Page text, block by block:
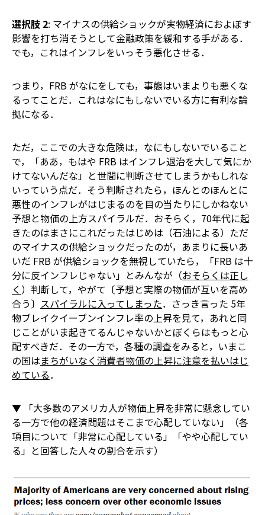
選択肢 2: マイナスの供給ショックが実物経済におよぼす
影響を打ち消そうとして金融政策を緩和する手がある．
でも，これはインフレをいっそう悪化させる．
つまり，FRB がなにをしても，事態はいまよりも悪くな
るってことだ．これはなにもしないでいる方に有利な論
拠になる．
ただ，ここでの大きな危険は，なにもしないでいること
で，「ああ，もはや FRB はインフレ退治を大して気にか
けてないんだな」と世間に判断させてしまうかもしれな
いっていう点だ．そう判断されたら，ほんとのほんとに
悪性のインフレがはじまるのを目の当たりにしかねない――
予想と物価の上方スパイラルだ．おそらく，70年代に起
きたのはまさにこれだった――はじめは（石油による）ただ
のマイナスの供給ショックだったのが，あまりに長いあ
いだ FRB が供給ショックを無視していたら，「FRB は十
分に反インフレじゃない」とみんなが（おそらくは正し
く ）判断して，やがて〔予想と実際の物価が互いを高め
合う〕 スパイラルに入ってしまった．さっき言った 5年
物ブレイクイーブンインフレ率の上昇を見て，あれと同
じことがいま起きてるんじゃないかとぼくらはもっと心
配すべきだ．その一方で，各種の調査をみると，いまこ
の国はまちがいなく消費者物価の上昇に注意を払いはじ
めている．
▼ 「大多数のアメリカ人が物価上昇を非常に懸念してい
る一方で他の経済問題はそこまで心配していない」（各
項目について「非常に心配している」「やや心配してい
る」と回答した人々の割合を示す）